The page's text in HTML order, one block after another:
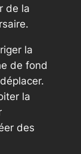
de la
la
de fond
la
des